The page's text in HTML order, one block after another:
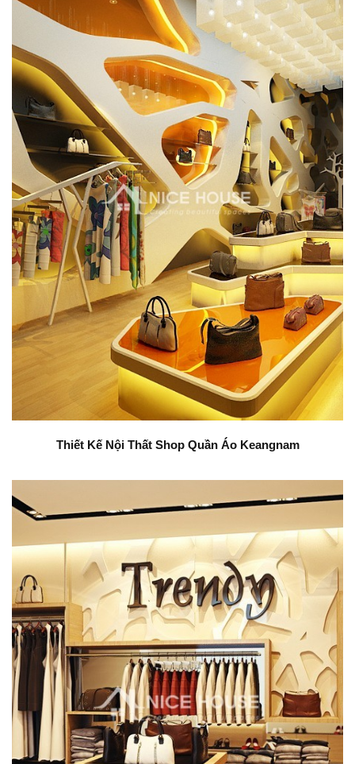
Thiết Kế Nội Thất Shop Quần Áo Keangnam